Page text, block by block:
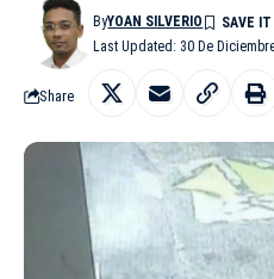
Last Updated: 30 De
ByYOAN SILVERIO
Share